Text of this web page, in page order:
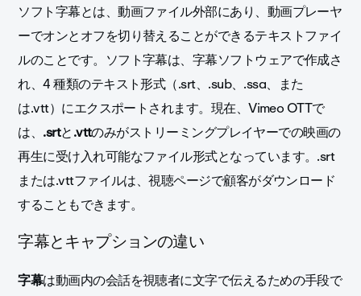
ソフト字幕とは、動画ファイル外部にあり、動画プレーヤ
ーでオンとオフを切り替えることができるテキストファイ
ルのことです。ソフト字幕は、字幕ソフトウェアで作成さ
れ、4 種類のテキスト形式（.srt、.sub、.ssa、また
は.vtt）にエクスポートされます。現在、Vimeo OTTで
は、 .srtと.vttのみがストリーミングプレイヤーでの映画の
再生に受け入れ可能なファイル形式となっています。.srt
または.vttファイルは、視聴ページで顧客がダウンロード
することもできます。
字幕とキャプションの違い
字幕は動画内の会話を視聴者に文字で伝えるための手段で